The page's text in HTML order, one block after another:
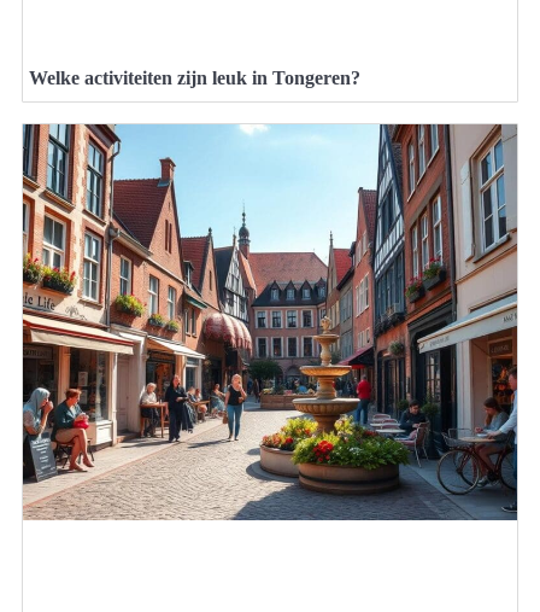
Welke activiteiten zijn leuk in Tongeren?